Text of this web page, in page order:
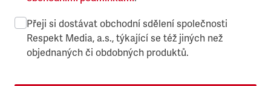
Přeji si dostávat obchodní sdělení společnosti
Respekt Media, a.s., týkající se též jiných než
objednaných či obdobných produktů.